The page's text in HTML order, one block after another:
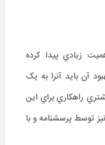
زيادي پيدا کرده
آن بايد آنرا به يک
راهکاري براي اين
توسط پرسشنامه و با